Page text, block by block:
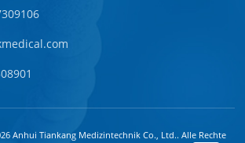
Anhui Tiankang Medizintechnik Co., Ltd.. Alle Rechte